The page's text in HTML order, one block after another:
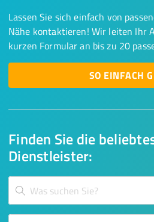
Finden Sie die
Dienstleister:
Lassen Sie sich einfach von
Nähe kontaktieren! Wir leiten Ihr
kurzen Formular an bis zu 20
SO EINFACH